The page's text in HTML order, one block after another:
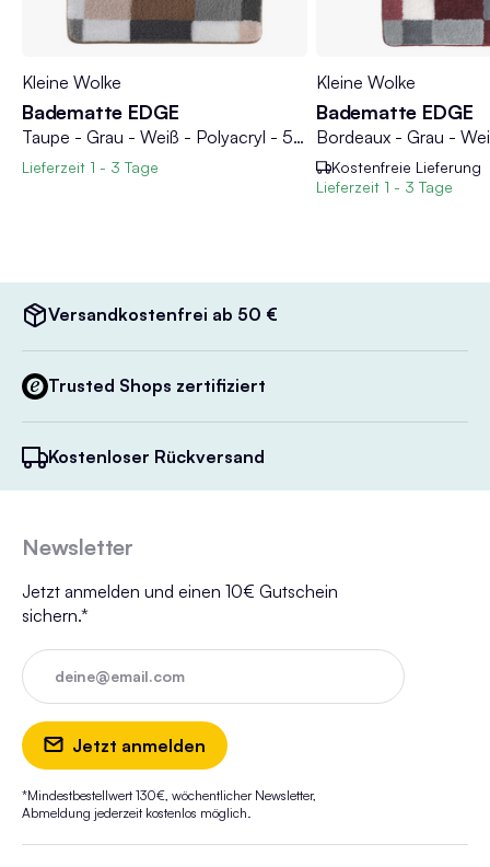
Kleine Wolke
Badematte EDGE
Taupe - Grau - Weiß - Polyacryl - 50 x 60 cm
Lieferzeit 1 - 3 Tage
Kleine Wolke
Badematte EDGE
Kostenfreie Lieferung
Lieferzeit 1 - 3 Tage
Versandkostenfrei ab 50 €
Trusted Shops zertifiziert
Kostenloser Rückversand
Newsletter
Jetzt anmelden und einen 10€ Gutschein
sichern.*
deine@email.com
Jetzt anmelden
*Mindestbestellwert 130€, wöchentlicher Newsletter,
Abmeldung jederzeit kostenlos möglich.